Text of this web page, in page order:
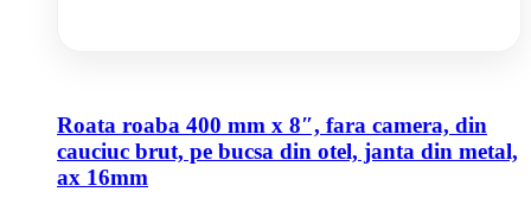
Roata roaba 400 mm x 8″, fara camera, din
cauciuc brut, pe bucsa din otel, janta din metal,
ax 16mm